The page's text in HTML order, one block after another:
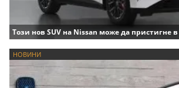
Този нов SUV на Nissan може да пристигне
НОВИНИ